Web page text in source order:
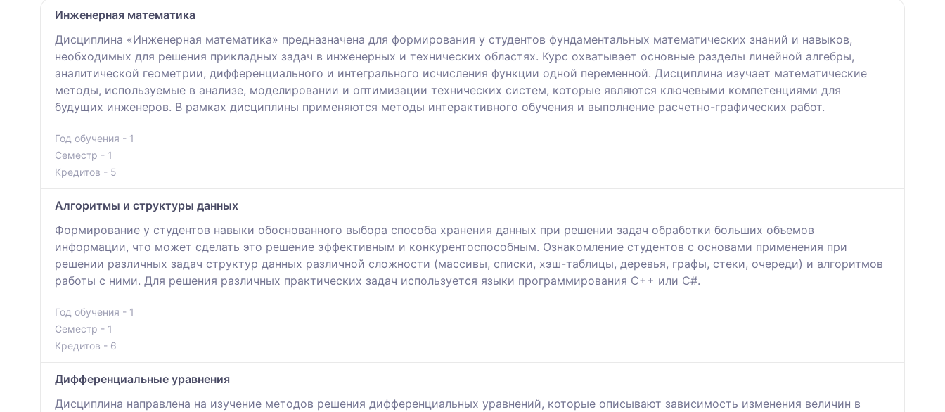
Инженерная математика
Дисциплина «Инженерная математика» предназначена для формирования у студентов фундаментальных математических знаний и навыков,
необходимых для решения прикладных задач в инженерных и технических областях. Курс охватывает основные разделы линейной алгебры,
аналитической геометрии, дифференциального и интегрального исчисления функции одной переменной. Дисциплина изучает математические
методы, используемые в анализе, моделировании и оптимизации технических систем, которые являются ключевыми компетенциями для
будущих инженеров. В рамках дисциплины применяются методы интерактивного обучения и выполнение расчетно-графических работ.
Год обучения - 1
Семестр - 1
Кредитов - 5
Алгоритмы и структуры данных
Формирование у студентов навыки обоснованного выбора способа хранения данных при решении задач обработки больших объемов
информации, что может сделать это решение эффективным и конкурентоспособным. Ознакомление студентов с основами применения при
решении различных задач структур данных различной сложности (массивы, списки, хэш-таблицы, деревья, графы, стеки, очереди) и алгоритмов
работы с ними. Для решения различных практических задач используется языки программирования С++ или С#.
Год обучения - 1
Семестр - 1
Кредитов - 6
Дифференциальные уравнения
Дисциплина направлена на изучение методов решения дифференциальных уравнений, которые описывают зависимость изменения величин в